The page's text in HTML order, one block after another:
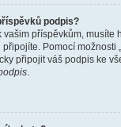
podpis?
příspěvkům, musíte
Pomocí možnosti
připojit váš podpis ke